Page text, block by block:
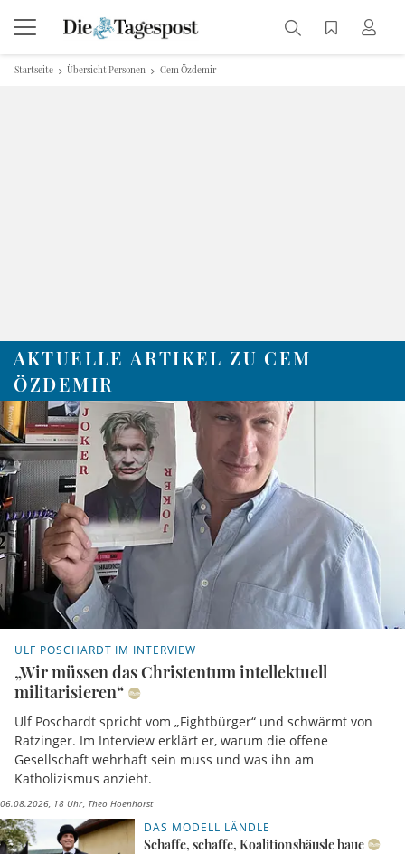
Startseite Übersicht Personen Cem Özdemir
AKTUELLE ARTIKEL ZU CEM
ÖZDEMIR
ULF POSCHARDT IM INTERVIEW
„Wir müssen das Christentum intellektuell
militarisieren“
Ulf Poschardt spricht vom „Fightbürger“ und schwärmt von
Ratzinger. Im Interview erklärt er, warum die offene
Gesellschaft wehrhaft sein muss und was ihn am
Katholizismus anzieht.
06.08.2026, 18 Uhr Theo Hoenhorst
DAS MODELL LÄNDLE
Schaffe, schaffe, Koalitionshäusle baue